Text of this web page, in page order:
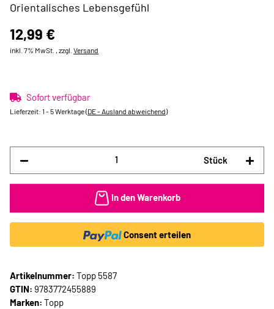
Orientalisches Lebensgefühl
12,99 €
inkl. 7% MwSt. , zzgl. Versand
Sofort verfügbar
Lieferzeit: 1 - 5 Werktage(DE - Ausland abweichend)
Stück
In den Warenkorb
Consent erteilen
Artikelnummer: Topp 5587
GTIN: 9783772455889
Marken: Topp